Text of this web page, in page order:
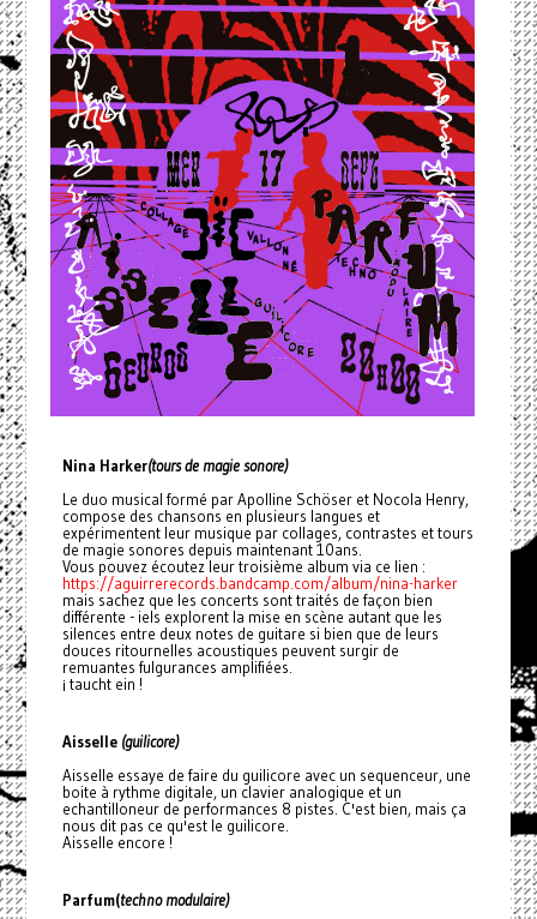
Nina Harker(tours de magie sonore)
Le duo musical formé par Apolline Schöser et Nocola Henry,
compose des chansons en plusieurs langues et
expérimentent leur musique par collages, contrastes et tours
de magie sonores depuis maintenant 10ans.
Vous pouvez écoutez leur troisième album via ce lien :
https://aguirrerecords.bandcamp.com/album/nina-harker
mais sachez que les concerts sont traités de façon bien
différente - iels explorent la mise en scène autant que les
silences entre deux notes de guitare si bien que de leurs
douces ritournelles acoustiques peuvent surgir de
remuantes fulgurances amplifiées.
¡ taucht ein !
Aisselle(guilicore)
Aisselle essaye de faire du guilicore avec un sequenceur, une
boite à rythme digitale, un clavier analogique et un
echantilloneur de performances 8 pistes. C'est bien, mais ça
nous dit pas ce qu'est le guilicore.
Aisselle encore !
Parfum(techno modulaire)